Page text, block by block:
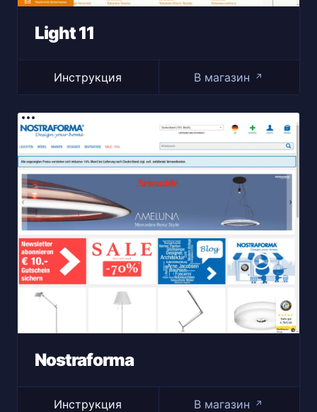
Light 11
Инструкция В магазин ↗
Nostraforma
Инструкция В магазин ↗